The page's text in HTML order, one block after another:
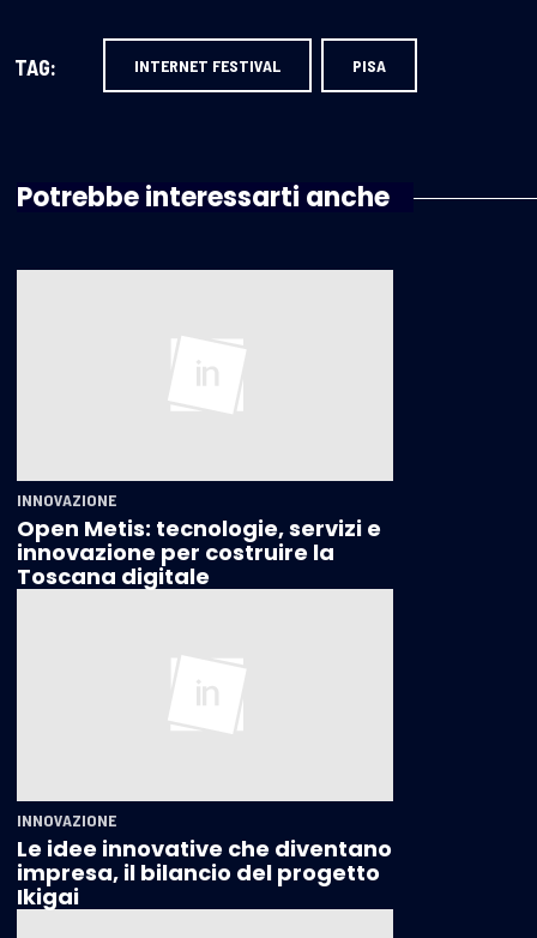
TAG: INTERNET FESTIVAL PISA
Potrebbe interessarti anche
INNOVAZIONE
Open Metis: tecnologie, servizi e
innovazione per costruire la
Toscana digitale
INNOVAZIONE
Le idee innovative che diventano
impresa, il bilancio del progetto
Ikigai